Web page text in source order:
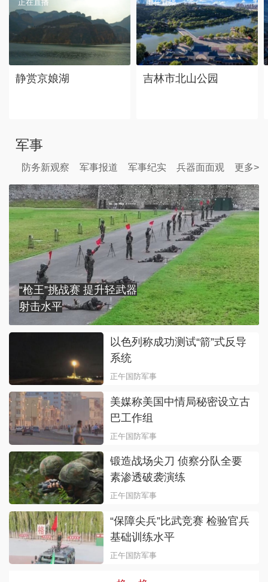
正在直播
静赏京娘湖
正在直播
吉林市北山公园
军事
防务新观察 军事报道 军事纪实 兵器面面观 更多>
“枪王”挑战赛 提升轻武器
射击水平
以色列称成功测试“箭”式反导
系统
正午国防军事
美媒称美国中情局秘密设立古
巴工作组
正午国防军事
锻造战场尖刀 侦察分队全要
素渗透破袭演练
正午国防军事
“保障尖兵”比武竞赛 检验官兵
基础训练水平
正午国防军事